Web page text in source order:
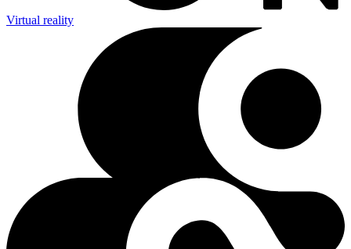
Virtual reality